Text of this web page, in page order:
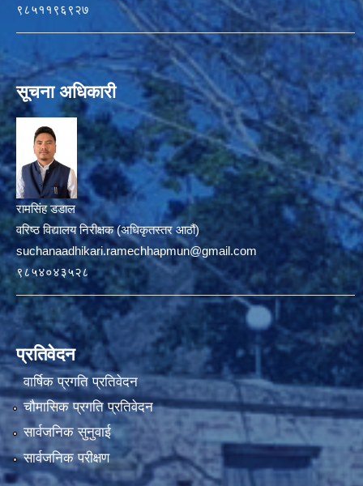
९८५११९६९२७
सूचना अधिकारी
रामसिंह डडाल
वरिष्ठ विद्यालय निरीक्षक (अधिकृतस्तर आठौं)
suchanaadhikari.ramechhapmun@gmail.com
९८५४०४३५२८
प्रतिवेदन
वार्षिक प्रगति प्रतिवेदन
चौमासिक प्रगति प्रतिवेदन
सार्वजनिक सुनुवाई
सार्वजनिक परीक्षण